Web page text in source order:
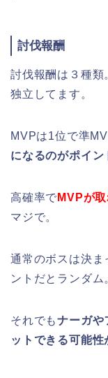
討伐報酬
討伐報酬は３種
独立してます。
MVPは1位で準
になるのがポイン
高確率で MVPが
マジで。
通常のボスは決ま
ントだとランダム
それでもナーガや
ットできる可能性